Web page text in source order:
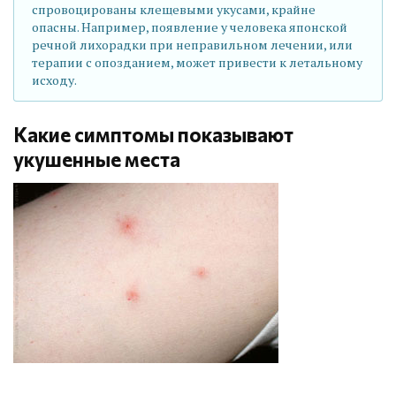
спровоцированы клещевыми укусами, крайне
опасны. Например, появление у человека японской
речной лихорадки при неправильном лечении, или
терапии с опозданием, может привести к летальному
исходу.
Какие симптомы показывают
укушенные места